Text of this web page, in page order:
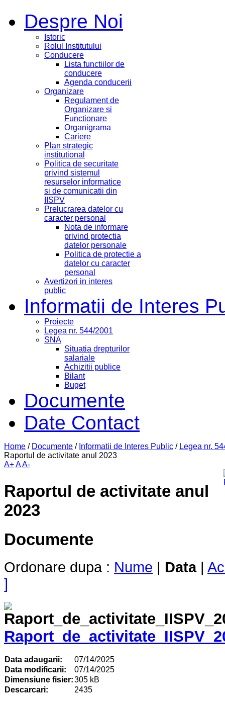
Despre Noi
Istoric
Rolul Institutului
Conducere
Lista functiilor de
conducere
Agenda conducerii
Organizare
Regulament de
Organizare si
Functionare
Organigrama
Cariere
Plan strategic
institutional
Politica de securitate
privind sistemul
resurselor informatice
si de comunicatii din
IISPV
Prelucrarea datelor cu
caracter personal
Nota de informare
privind protectia
datelor personale
Politica de protectie a
datelor cu caracter
personal
Avertizori in interes
public
Informatii de Interes
Proiecte
Legea nr. 544/2001
SNA
Situatia drepturilor
salariale
Achizitii publice
Bilant
Buget
Documente
Date Contact
Home / Documente / Informatii de Interes Public / Legea nr.
Raportul de activitate anul 2023
A+AA-
Raportul de activitate anul
2023
Documente
Ordonare dupa : Nume | Data |
]
Data adaugarii:
07/14/2025
Data modificarii:
07/14/2025
Dimensiune fisier:305 kB
Descarcari:
2435